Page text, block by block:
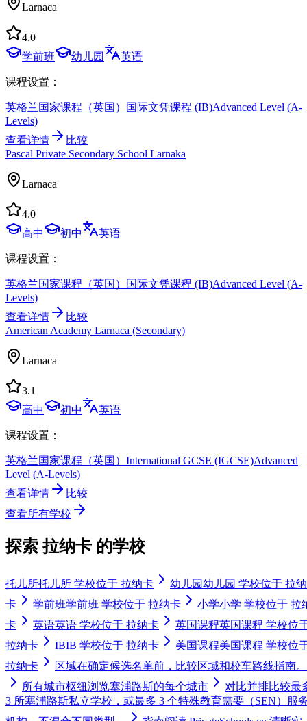
Larnaca
4.0
学前班
幼儿园 英语
课程设置：
英格兰国家课程（英国） 国际文凭课程 (IB)Advanced Level (A-
Levels)
查看详情
比较
Pascal Private Secondary School Larnaka
Larnaca
4.0
高中
初中 英语
课程设置：
英格兰国家课程（英国） 国际文凭课程 (IB)Advanced Level (A-
Levels)
查看详情
比较
American Academy Larnaca (Secondary)
Larnaca
3.1
高中
初中 英语
课程设置：
英格兰国家课程（英国） International GCSE (IGCSE)Advanced
Level (A-Levels)
查看详情
比较
查看所有学校
探索 拉纳卡 的学校
托儿所托儿所 学校位于 拉纳卡 幼儿园幼儿园 学校位于 拉纳
卡
学前班学前班 学校位于 拉纳卡 小学小学 学校位于 拉
卡
英语英语 学校位于 拉纳卡 英国课程英国课程 学校位
拉纳卡
IBIB 学校位于 拉纳卡 美国课程美国课程 学校位
拉纳卡
区域在确定候选名单前，比较区域和校车路线指南。
所有城市枢纽浏览塞浦路斯的每个城市 对比并排比较最
3 所塞浦路斯私立学校，或最多 3 个特殊教育需要（SEN）服